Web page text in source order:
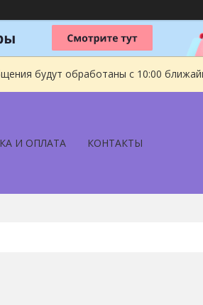
будут обработаны с 10:00
И ОПЛАТА КОНТАКТЫ